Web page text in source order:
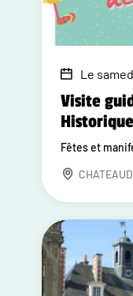
Le
Visite
Fêtes et